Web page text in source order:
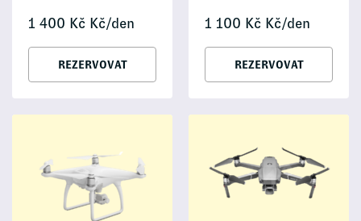
1 400 Kč Kč/den
REZERVOVAT
1 100 Kč Kč/den
REZERVOVAT